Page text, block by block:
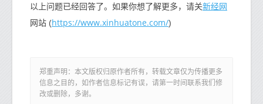
以上问题已经回答了。如果你想了解更多，请关新经网
网站 (https://www.xinhuatone.com/)
郑重声明：本文版权归原作者所有，转载文章仅为传播更多
信息之目的，如作者信息标记有误，请第一时间联系我们修
改或删除，多谢。